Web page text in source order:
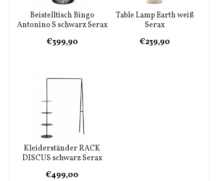
Beistelltisch Bingo
Antonino S schwarz Serax
€399,90
Table Lamp Earth weiß
Serax
€239,90
Kleiderständer RACK
DISCUS schwarz Serax
€499,00